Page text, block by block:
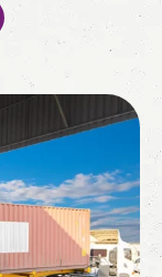
教育やそ
びサロン家
させる, 生
革します.